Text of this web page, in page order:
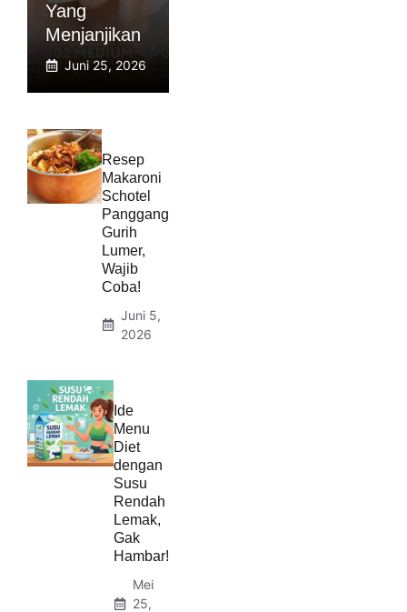
Yang
Menjanjikan
Juni 25, 2026
Resep
Makaroni
Schotel
Panggang
Gurih
Lumer,
Wajib
Coba!
Juni 5,
2026
Ide
Menu
Diet
dengan
Susu
Rendah
Lemak,
Gak
Hambar!
Mei
25,